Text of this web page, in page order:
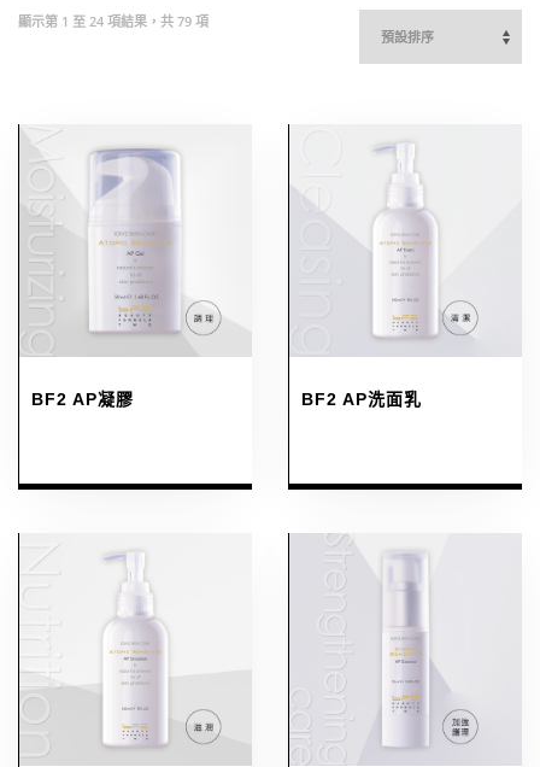
顯示第 1 至 24 項結果，共 79 項
BF2 AP凝膠 BF2 AP洗面乳